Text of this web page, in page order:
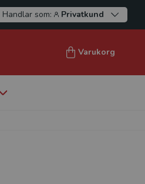
Handlar som: Privatkund
Varukorg